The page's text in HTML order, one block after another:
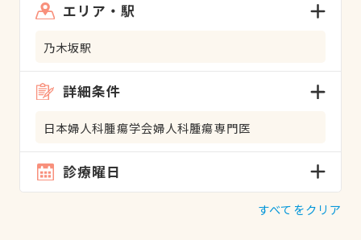
エリア・駅
乃木坂駅
詳細条件
日本婦人科腫瘍学会婦人科腫瘍専門医
診療曜日
すべてをクリア